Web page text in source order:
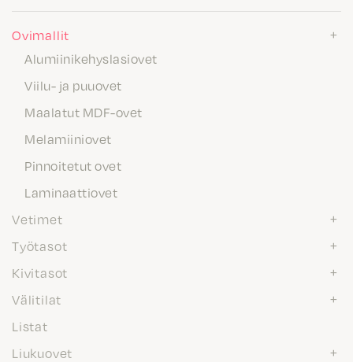
Ovimallit
Alumiinikehyslasiovet
Viilu- ja puuovet
Maalatut MDF-ovet
Melamiiniovet
Pinnoitetut ovet
Laminaattiovet
Vetimet
Työtasot
Kivitasot
Välitilat
Listat
Liukuovet